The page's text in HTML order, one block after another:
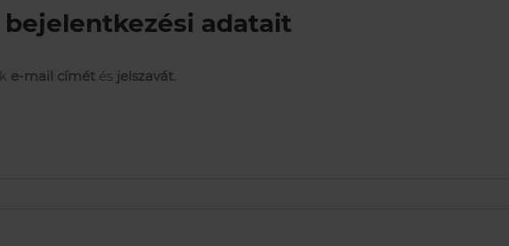
bejelentkezési adatait
e-mail címétésjelszavát.